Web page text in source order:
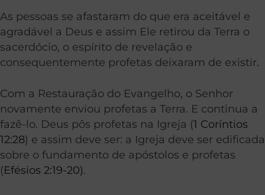
As pessoas se afastaram do que era aceitável e
agradável a Deus e assim Ele retirou da Terra o
sacerdócio, o espírito de revelação e
consequentemente profetas deixaram de existir.
Com a Restauração do Evangelho, o Senhor
novamente enviou profetas a Terra. E continua a
fazê-lo. Deus pôs profetas na Igreja (1 Coríntios
12:28) e assim deve ser: a Igreja deve ser edificada
sobre o fundamento de apóstolos e profetas
(Efésios 2:19-20).